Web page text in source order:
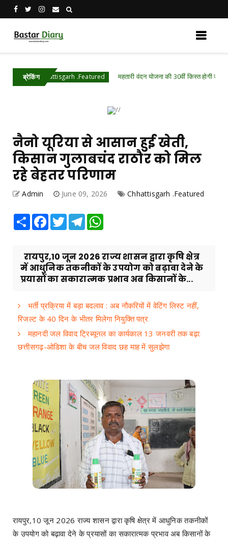
ब्रेकिंग
Chhattisgarh .Featured महतारी वंदन योजना की 30वीं किस्त होगी जारी, ऐसे चेक करें
नैनो यूरिया से आसान हुई खेती,
किसान गुलाबचंद राठौर को मिल
रहे बेहतर परिणाम
Admin June 09, 2026 Chhattisgarh .Featured
Share Facebook
TwitterTelegram
रायपुर,10 जून 2026 राज्य शासन द्वारा कृषि क्षेत्र
में आधुनिक तकनीकों के उपयोग को बढ़ावा देने के
प्रयासों का सकारात्मक प्रभाव अब किसानों के...
भर्ती प्रक्रिया में बड़ा बदलाव : अब नौकरियों में वेटिंग लिस्ट नहीं,
रिजल्ट के 40 दिन के भीतर मिलेगा नियुक्ति पत्र
महानदी जल विवाद ट्रिब्यूनल का कार्यकाल 13 जनवरी तक बढ़ा:
छत्तीसगढ़-ओडिशा के बीच जल विवाद छह माह में सुलझेगा
रायपुर,10 जून 2026 राज्य शासन द्वारा कृषि क्षेत्र में आधुनिक तकनीकों
के उपयोग को बढ़ावा देने के प्रयासों का सकारात्मक प्रभाव अब किसानों के